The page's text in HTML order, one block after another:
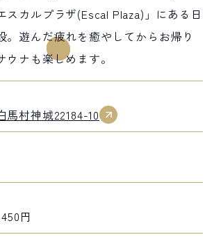
スカルプラザ(Escal Plaza)」にある日
。遊んだ疲れを癒やしてからお帰り
ナも楽しめます。
馬村神城22184-10
円